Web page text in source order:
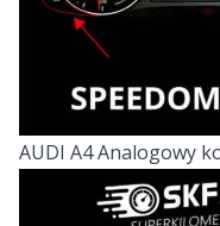
AUDI A4 Analogowy